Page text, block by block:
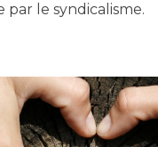
le syndicalisme.